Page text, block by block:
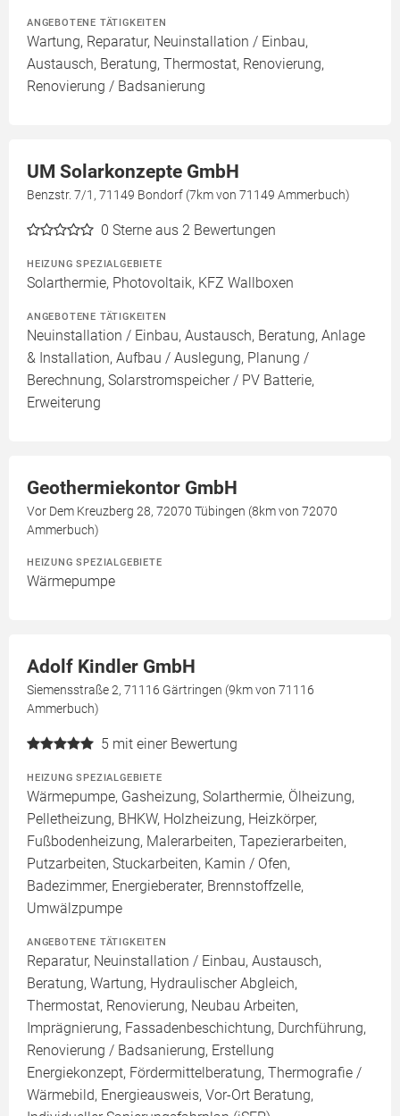
ANGEBOTENE TÄTIGKEITEN
Wartung, Reparatur, Neuinstallation / Einbau,
Austausch, Beratung, Thermostat, Renovierung,
Renovierung / Badsanierung
UM Solarkonzepte GmbH
Benzstr. 7/1, 71149 Bondorf (7km von 71149 Ammerbuch)
0 Sterne aus 2 Bewertungen
HEIZUNG SPEZIALGEBIETE
Solarthermie, Photovoltaik, KFZ Wallboxen
ANGEBOTENE TÄTIGKEITEN
Neuinstallation / Einbau, Austausch, Beratung, Anlage
& Installation, Aufbau / Auslegung, Planung /
Berechnung, Solarstromspeicher / PV Batterie,
Erweiterung
Geothermiekontor GmbH
Vor Dem Kreuzberg 28, 72070 Tübingen (8km von 72070
Ammerbuch)
HEIZUNG SPEZIALGEBIETE
Wärmepumpe
Adolf Kindler GmbH
Siemensstraße 2, 71116 Gärtringen (9km von 71116
Ammerbuch)
5 mit einer Bewertung
HEIZUNG SPEZIALGEBIETE
Wärmepumpe, Gasheizung, Solarthermie, Ölheizung,
Pelletheizung, BHKW, Holzheizung, Heizkörper,
Fußbodenheizung, Malerarbeiten, Tapezierarbeiten,
Putzarbeiten, Stuckarbeiten, Kamin / Ofen,
Badezimmer, Energieberater, Brennstoffzelle,
Umwälzpumpe
ANGEBOTENE TÄTIGKEITEN
Reparatur, Neuinstallation / Einbau, Austausch,
Beratung, Wartung, Hydraulischer Abgleich,
Thermostat, Renovierung, Neubau Arbeiten,
Imprägnierung, Fassadenbeschichtung, Durchführung,
Renovierung / Badsanierung, Erstellung
Energiekonzept, Fördermittelberatung, Thermografie /
Wärmebild, Energieausweis, Vor-Ort Beratung,